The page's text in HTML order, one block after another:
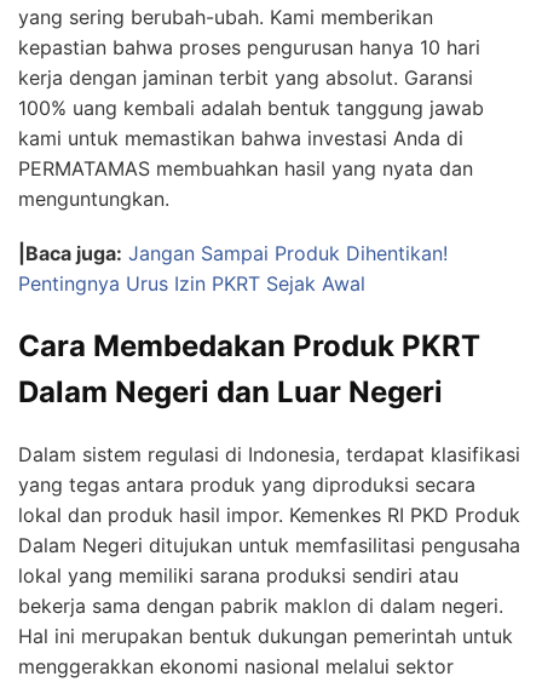
yang sering berubah-ubah. Kami memberikan
kepastian bahwa proses pengurusan hanya 10 hari
kerja dengan jaminan terbit yang absolut. Garansi
100% uang kembali adalah bentuk tanggung jawab
kami untuk memastikan bahwa investasi Anda di
PERMATAMAS membuahkan hasil yang nyata dan
menguntungkan.
|Baca juga: Jangan Sampai Produk Dihentikan!
Pentingnya Urus Izin PKRT Sejak Awal
Cara Membedakan Produk PKRT
Dalam Negeri dan Luar Negeri
Dalam sistem regulasi di Indonesia, terdapat klasifikasi
yang tegas antara produk yang diproduksi secara
lokal dan produk hasil impor. Kemenkes RI PKD Produk
Dalam Negeri ditujukan untuk memfasilitasi pengusaha
lokal yang memiliki sarana produksi sendiri atau
bekerja sama dengan pabrik maklon di dalam negeri.
Hal ini merupakan bentuk dukungan pemerintah untuk
menggerakkan ekonomi nasional melalui sektor